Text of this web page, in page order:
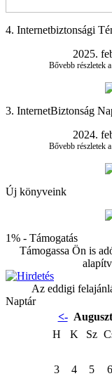
4. Internetbiztonsági
2025.
Bővebb részletek
3. InternetBiztonság
2024.
Bővebb részletek
Új könyveink
1% - Támogatás
Támogassa Ön is
Az eddigi
Naptár
<-
H
K Sz
3
4 5 6